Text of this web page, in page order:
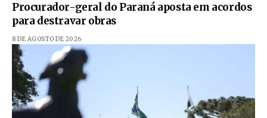
Procurador-geral do Paraná aposta em acordos
para destravar obras
8 DE AGOSTO DE 2026